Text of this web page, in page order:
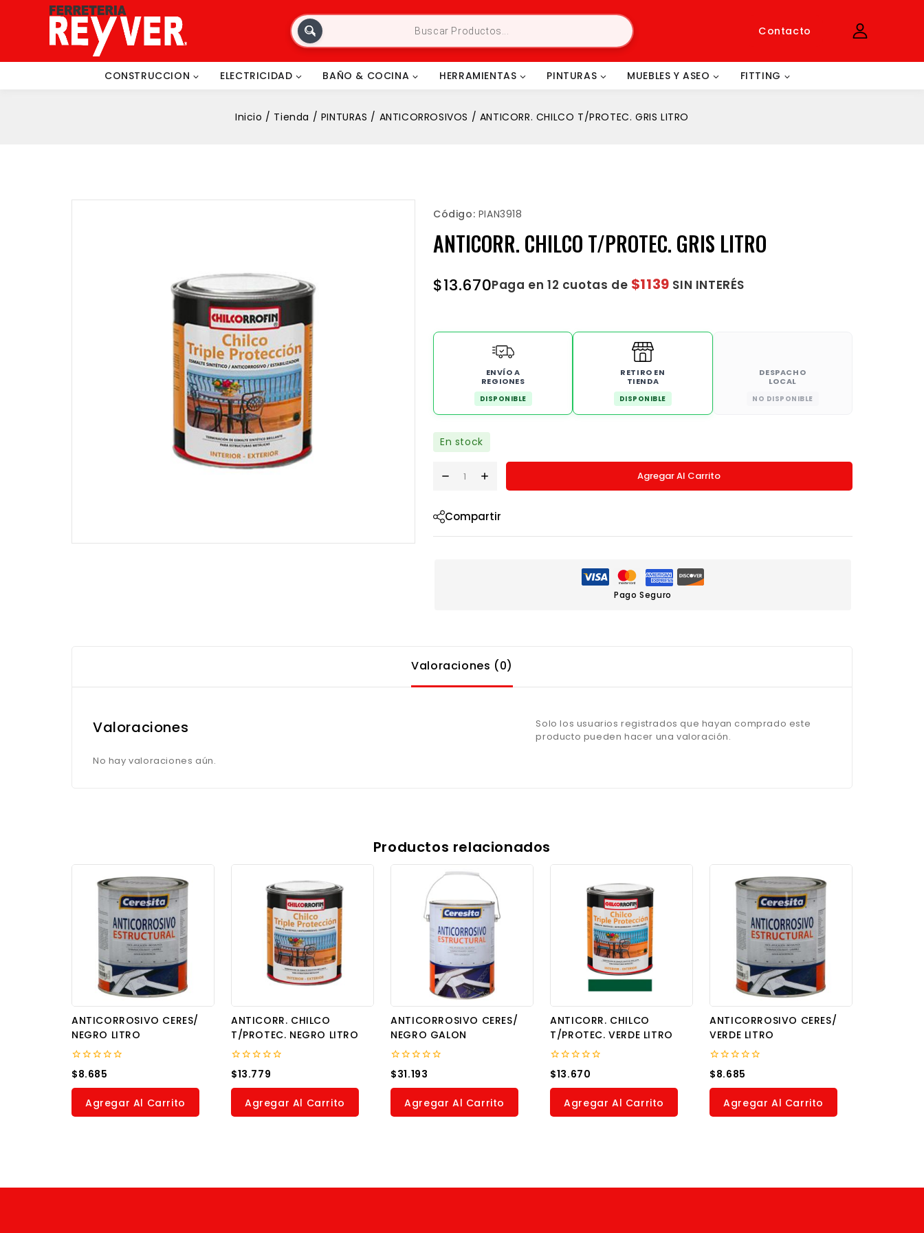
Contacto
CONSTRUCCION ELECTRICIDAD BAÑO & COCINA HERRAMIENTAS PINTURAS MUEBLES Y ASEO FITTING
Inicio / Tienda / PINTURAS / ANTICORROSIVOS / ANTICORR. CHILCO T/PROTEC. GRIS LITRO
Código: PIAN3918
ANTICORR. CHILCO T/PROTEC. GRIS LITRO
$13.670Paga en 12 cuotas de $1139 SIN INTERÉS
ENVÍO A
REGIONES
DISPONIBLE
RETIRO EN
TIENDA
DISPONIBLE
DESPACHO
LOCAL
NO DISPONIBLE
En stock
Agregar Al Carrito
Compartir
Pago Seguro
Valoraciones (0)
Valoraciones
No hay valoraciones aún.
Solo los usuarios registrados que hayan comprado este
producto pueden hacer una valoración.
Productos relacionados
ANTICORROSIVO CERES/
NEGRO LITRO
0
out
of
$8.685
Agregar Al Carrito
ANTICORR. CHILCO
T/PROTEC. NEGRO LITRO
0
out
of
$13.779
Agregar Al Carrito
ANTICORROSIVO CERES/
NEGRO GALON
0
out
of
$31.193
Agregar Al Carrito
ANTICORR. CHILCO
T/PROTEC. VERDE LITRO
0
out
of
$13.670
Agregar Al Carrito
ANTICORROSIVO CERES/
VERDE LITRO
0
out
of
$8.685
Agregar Al Carrito